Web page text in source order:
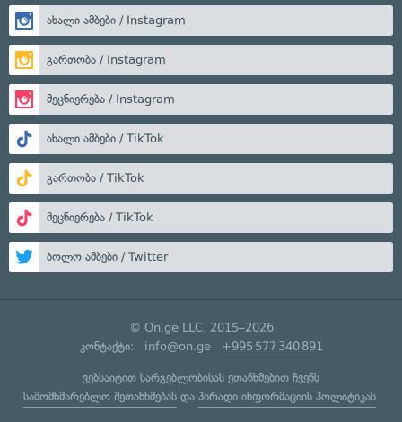
ახალი ამბები / Instagram
გართობა / Instagram
მეცნიერება / Instagram
ახალი ამბები / TikTok
გართობა / TikTok
მეცნიერება / TikTok
ბოლო ამბები / Twitter
© On.ge LLC, 2015–2026
კონტაქტი: info@on.ge +995 577 340 891
ვებსაიტით სარგებლობისას ეთანხმებით ჩვენს
სამომხმარებლო შეთანხმებასდა პირადი ინფორმაციის პოლიტიკას.